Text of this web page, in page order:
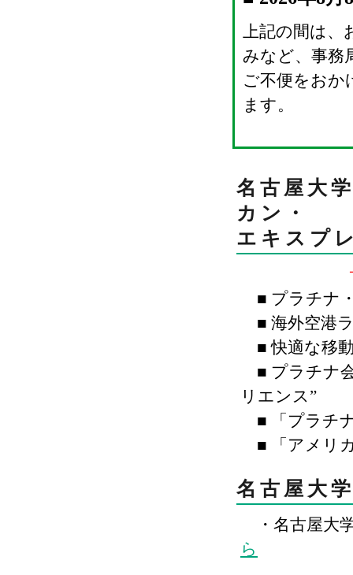
上記の間は
みなど、事務
ご不便をおか
ます。
名古屋大
カン・
エキスプ
サ
■ プラチナ
■ 海外空港
■ 快適な移
■ プラチナ
リエンス”
■ 「プラチ
■ 「アメリ
名古屋大
・名古屋大
ら